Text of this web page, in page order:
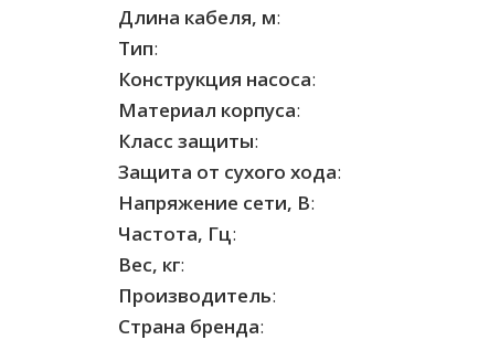
Длина кабеля, м:
Тип:
Конструкция насоса:
Материал корпуса:
Класс защиты:
Защита от сухого хода:
Напряжение сети, В:
Частота, Гц:
Вес, кг:
Производитель:
Страна бренда: